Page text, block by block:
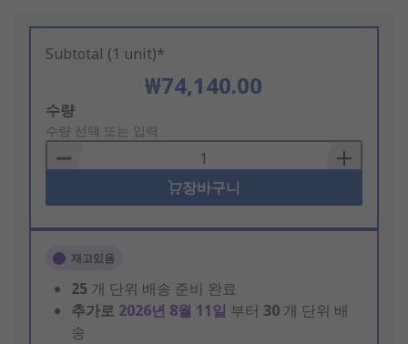
Subtotal (1 unit)*
₩74,140.00
Add
to
Basket
수량
수량 선택 또는 입력
장바구니
재고있음
25 개 단위 배송 준비 완료
추가로 2026년 8월 11일 부터 30 개 단위 배
송